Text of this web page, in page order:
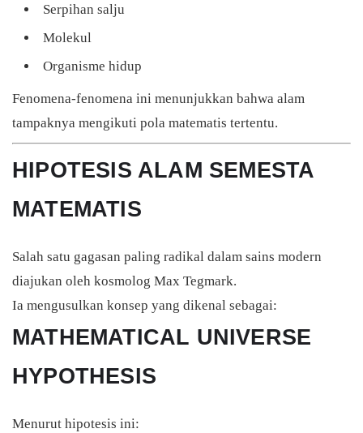
Serpihan salju
Molekul
Organisme hidup
Fenomena-fenomena ini menunjukkan bahwa alam
tampaknya mengikuti pola matematis tertentu.
HIPOTESIS ALAM SEMESTA
MATEMATIS
Salah satu gagasan paling radikal dalam sains modern
diajukan oleh kosmolog Max Tegmark.
Ia mengusulkan konsep yang dikenal sebagai:
MATHEMATICAL UNIVERSE
HYPOTHESIS
Menurut hipotesis ini: